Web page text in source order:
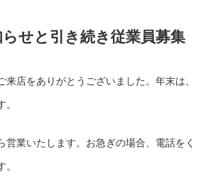
せと引き続き従業員募集
来店をありがとうございました。年末は、
営業いたします。お急ぎの場合、電話をく